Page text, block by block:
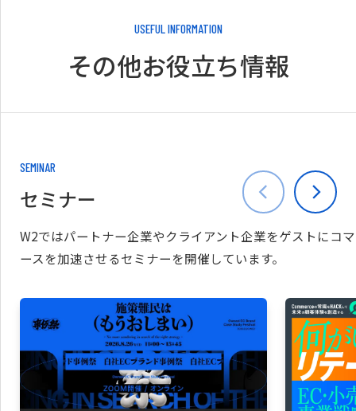
USEFUL INFORMATION
その他お役立ち情報
SEMINAR
セミナー
W2ではパートナー企業やクライアント企業をゲストにコマ
ースを加速させるセミナーを開催しています。